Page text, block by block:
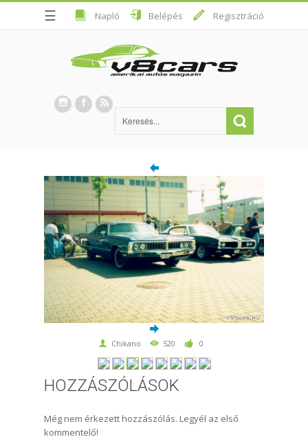
☰ Napló Belépés Regisztráció
Chikano 520 0
HOZZÁSZÓLÁSOK
Még nem érkezett hozzászólás. Legyél az első
kommentelő!